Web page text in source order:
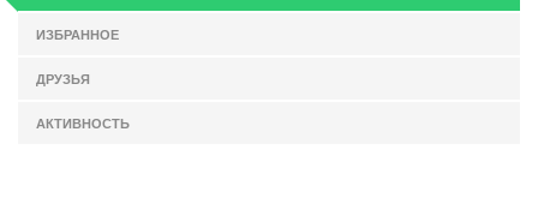
ИЗБРАННОЕ
ДРУЗЬЯ
АКТИВНОСТЬ